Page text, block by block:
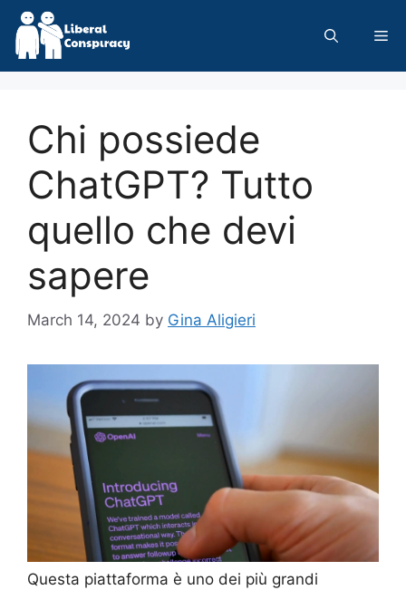
Skip
content
Chi possiede
ChatGPT? Tutto
quello che devi
sapere
March 14, 2024 by Gina Aligieri
Questa piattaforma è uno dei più grandi